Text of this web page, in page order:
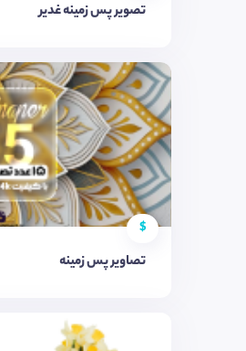
تصویر پس زمینه غدیر
$
تصاویر پس زمینه